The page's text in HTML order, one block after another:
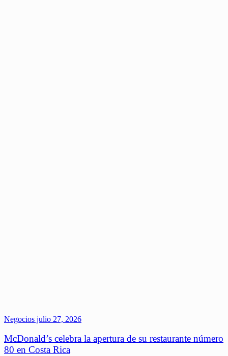
Negocios julio 27, 2026
McDonald’s celebra la apertura de su restaurante número
80 en Costa Rica